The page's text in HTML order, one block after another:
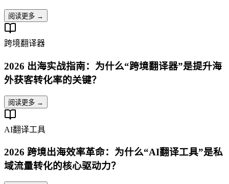
阅读更多 →
跨境翻译器
2026 出海实战指南：为什么“跨境翻译器”是提升海
外获客转化率的关键？
阅读更多 →
AI翻译工具
2026 跨境出海效率革命：为什么“AI翻译工具”是私
域流量转化的核心驱动力？